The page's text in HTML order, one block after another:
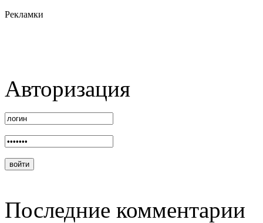
Рекламки
Авторизация
Последние комментарии